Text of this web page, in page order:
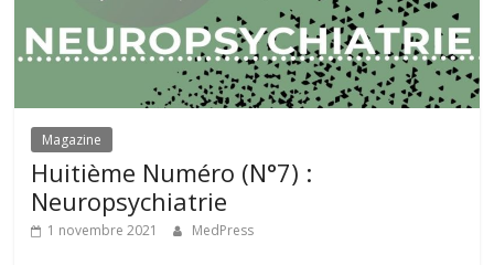
Magazine
Huitième Numéro (N°7) :
Neuropsychiatrie
1 novembre 2021 MedPress